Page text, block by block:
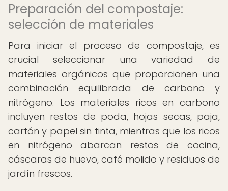
Preparación del compostaje:
selección de materiales
Para iniciar el proceso de compostaje, es
crucial seleccionar una variedad de
materiales orgánicos que proporcionen una
combinación equilibrada de carbono y
nitrógeno. Los materiales ricos en carbono
incluyen restos de poda, hojas secas, paja,
cartón y papel sin tinta, mientras que los ricos
en nitrógeno abarcan restos de cocina,
cáscaras de huevo, café molido y residuos de
jardín frescos.